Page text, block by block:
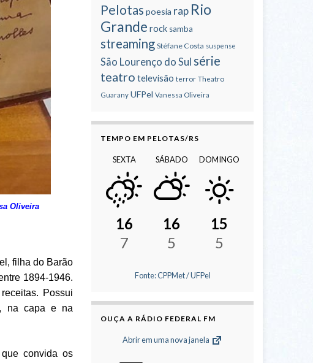
Oliveira
filha do Barão
1894-1946.
Possui
na capa e na
convida os
Pelotas poesia rap Rio
Grande rock samba
streaming Stéfane Costa suspense
São Lourenço do Sul série
teatro televisão terror Theatro
Guarany UFPel Vanessa Oliveira
TEMPO EM PELOTAS/RS
SEXTA
16
7
SÁBADO
16
5
DOMINGO
15
5
Fonte: CPPMet / UFPel
OUÇA A RÁDIO FEDERAL FM
Abrir em uma nova janela